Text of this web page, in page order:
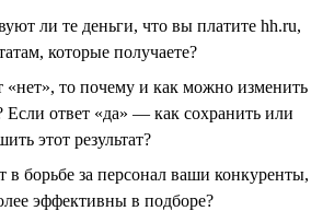
ли те деньги, что вы платите hh.ru,
которые получаете?
«нет», то почему и как можно изменить
Если ответ «да» — как сохранить или
этот результат?
в борьбе за персонал ваши конкуренты,
эффективны в подборе?